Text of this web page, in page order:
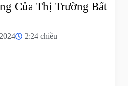
Của Thị Trường Bất
2:24 chiều